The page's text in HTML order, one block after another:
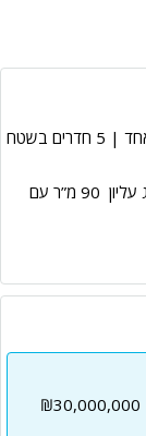
במיקום מצוין 2 דקות מרוטשילד | פנטהאוס במפלס אחד | 5 חדרים בשטח
מרווח במיוחד ומעוצב מדהים | 100 מ”ר מרפסות | גג עליון 90 מ”ר עם
₪30,000,000